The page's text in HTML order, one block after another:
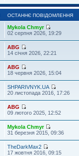
ОСТАННЄ ПОВІДОМЛЕННЯ
Mykola Chmyr
02 серпня 2026, 19:29
ABG
14 січня 2026, 22:21
ABG
18 червня 2026, 15:04
SHPARIVNYK.UA
20 листопада 2016, 17:26
ABG
09 лютого 2025, 12:52
Mykola Chmyr
31 березня 2015, 09:36
TheDarkMax2
17 жовтня 2016, 09:15